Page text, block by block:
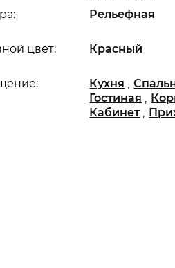
цвет: Красный
Кухня ,
Гостиная ,
Кабинет ,
Рельефная